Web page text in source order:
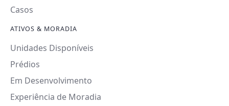
Casos
ATIVOS & MORADIA
Unidades Disponíveis
Prédios
Em Desenvolvimento
Experiência de Moradia